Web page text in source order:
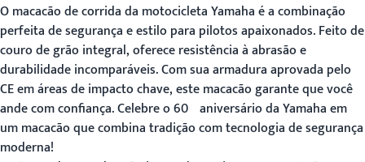
Omacacão de corrida da motocicleta Yamahaé a combinação
perfeita de segurança e estilo para pilotos apaixonados. Feito de
couro de grão integral, oferece resistência à abrasão e
durabilidade incomparáveis. Com sua armadura aprovada pelo
CE em áreas de impacto chave, este macacão garante que você
ande com confiança. Celebre o 60º aniversário da Yamaha em
um macacão que combina tradição com tecnologia de segurança
moderna!